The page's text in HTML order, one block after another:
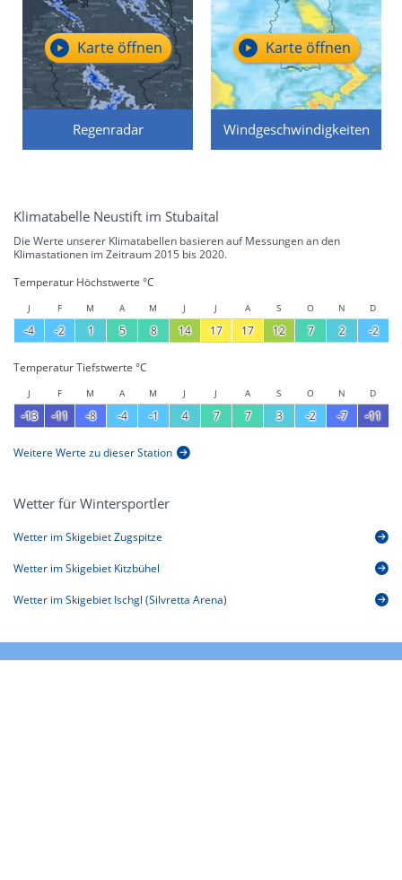
Regenradar
Karte öffnen
Windgeschwindigkeiten
Karte öffnen
Klimatabelle Neustift im Stubaital
Die Werte unserer Klimatabellen basieren auf Messungen an den
Klimastationen im Zeitraum 2015 bis 2020.
Temperatur Höchstwerte °C
J F M A M J J A S O N D
-4 -2 1 5 8 14 17 17 12 7 2 -2
Temperatur Tiefstwerte °C
J F M A M J J A S O N D
-13 -11 -8 -4 -1 4 7 7 3 -2 -7 -11
Weitere Werte zu dieser Station
Wetter für Wintersportler
Wetter im Skigebiet Zugspitze
Wetter im Skigebiet Kitzbühel
Wetter im Skigebiet Ischgl (Silvretta Arena)